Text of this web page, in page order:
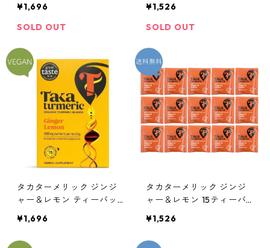
ー）
¥1,696
SOLD OUT
ー）＊外箱なし
¥1,526
SOLD OUT
タカターメリック ジンジ
ャー＆レモン ティーバッ
¥1,696
タカターメリック ジンジ
ャー＆レモン 15ティーバ
＊外箱なし
¥1,526